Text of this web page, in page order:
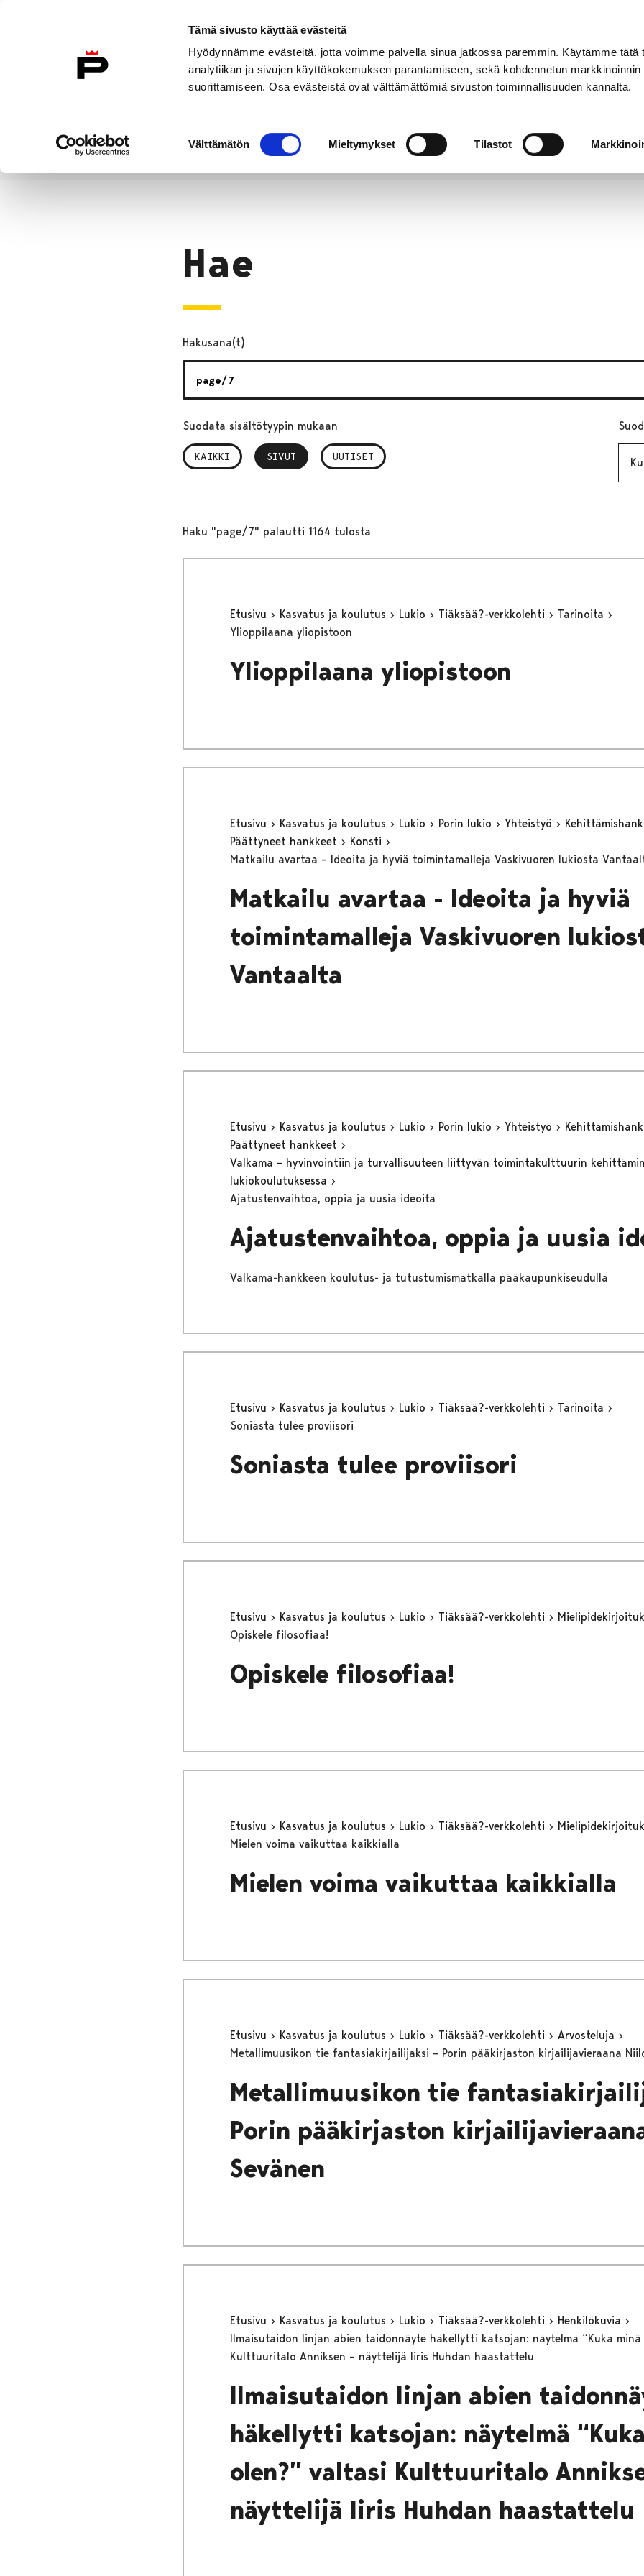
Tämä sivusto käyttää evästeitä
Hyödynnämme evästeitä, jotta voimme palvella sinua jatkossa paremmin. Käytämme tätä
analytiikan ja sivujen käyttökokemuksen parantamiseen, sekä kohdennetun markkinoinnin
suorittamiseen. Osa evästeistä ovat välttämättömiä sivuston toiminnallisuuden kannalta.
valinta
Välttämätön Mieltymykset Tilastot
Etusivulle
Etusivu
Hae
Hakusana(t)
Suodata sisältötyypin mukaan
KAIKKI SIVUT
, VALITTU UUTISET
Haku "page/7" palautti 1164 tulosta
Etusivu Kasvatus ja koulutus Lukio Tiäksää?-verkkolehti
Tarinoita
Ylioppilaana yliopistoon
Ylioppilaana yliopistoon
Etusivu Kasvatus ja koulutus Lukio Porin lukio Yhteistyö
Päättyneet hankkeet
Konsti
Matkailu avartaa – Ideoita ja hyviä toimintamalleja Vaskivuoren lukiosta
Matkailu avartaa - Ideoita ja hyviä
toimintamalleja Vaskivuoren
Vantaalta
Etusivu Kasvatus ja koulutus Lukio Porin lukio Yhteistyö
Päättyneet hankkeet
Valkama – hyvinvointiin ja turvallisuuteen liittyvän toimintakulttuurin
lukiokoulutuksessa
Ajatustenvaihtoa, oppia ja uusia ideoita
Ajatustenvaihtoa, oppia ja uusia
Valkama-hankkeen koulutus- ja tutustumismatkalla pääkaupunkiseudulla
Etusivu Kasvatus ja koulutus Lukio Tiäksää?-verkkolehti
Tarinoita
Soniasta tulee proviisori
Soniasta tulee proviisori
Etusivu Kasvatus ja koulutus Lukio Tiäksää?-verkkolehti
Opiskele filosofiaa!
Opiskele filosofiaa!
Etusivu Kasvatus ja koulutus Lukio Tiäksää?-verkkolehti
Mielen voima vaikuttaa kaikkialla
Mielen voima vaikuttaa kaikkialla
Etusivu Kasvatus ja koulutus Lukio Tiäksää?-verkkolehti
Arvosteluja
Metallimuusikon tie fantasiakirjailijaksi – Porin pääkirjaston kirjailijavieraana
Metallimuusikon tie
Porin pääkirjaston
Sevänen
Etusivu Kasvatus ja koulutus Lukio Tiäksää?-verkkolehti
Henkilökuvia
Ilmaisutaidon linjan abien taidonnäyte häkellytti katsojan: näytelmä “Kuka minä
Kulttuuritalo Anniksen – näyttelijä Iiris Huhdan haastattelu
Ilmaisutaidon linjan abien
häkellytti katsojan: näytelmä
olen?” valtasi Kulttuuritalo
näyttelijä Iiris Huhdan haastattelu